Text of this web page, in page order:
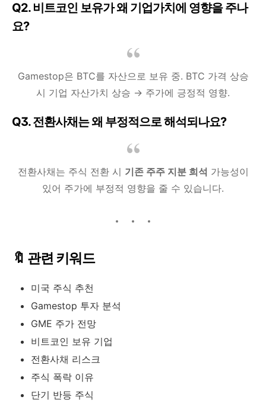
Q2. 비트코인 보유가 왜 기업가치에 영향을 주나
요?
Gamestop은 BTC를 자산으로 보유 중. BTC 가격 상승
시 기업 자산가치 상승 → 주가에 긍정적 영향.
Q3. 전환사채는 왜 부정적으로 해석되나요?
전환사채는 주식 전환 시 기존 주주 지분 희석 가능성이
있어 주가에 부정적 영향을 줄 수 있습니다.
🔖 관련 키워드
미국 주식 추천
Gamestop 투자 분석
GME 주가 전망
비트코인 보유 기업
전환사채 리스크
주식 폭락 이유
단기 반등 주식